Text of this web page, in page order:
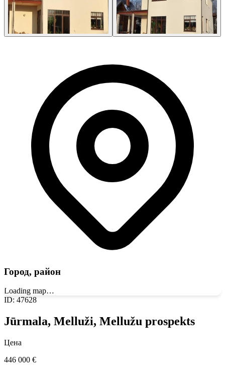
Город, район
Loading map…
ID: 47628
Jūrmala, Melluži, Mellužu prospekts
Цена
446 000 €